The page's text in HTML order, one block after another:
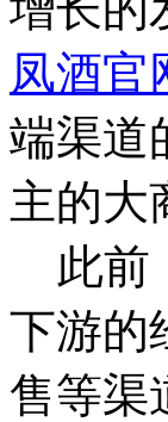
凤酒官
端渠道
主的大
此前
下游的
售等渠